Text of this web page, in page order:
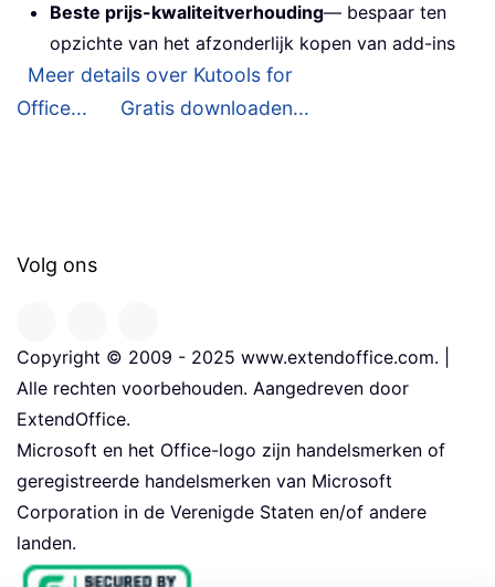
Beste prijs-kwaliteitverhouding— bespaar ten
opzichte van het afzonderlijk kopen van add-ins
Meer details over Kutools for
Office...
Gratis downloaden...
Volg ons
Copyright © 2009 - 2025 www.extendoffice.com. |
Alle rechten voorbehouden. Aangedreven door
ExtendOffice.
Microsoft en het Office-logo zijn handelsmerken of
geregistreerde handelsmerken van Microsoft
Corporation in de Verenigde Staten en/of andere
landen.